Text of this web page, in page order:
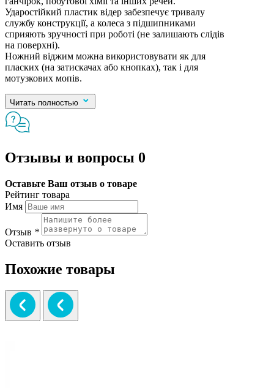
Ударостійкий пластик відер забезпечує тривалу
службу конструкції, а колеса з підшипниками
сприяють зручності при роботі (не залишають слідів
на поверхні).
Ножний віджим можна використовувати як для
пласких (на затискачах або кнопках), так і для
мотузкових мопів.
Читать полностью
Отзывы и вопросы 0
Оставьте Ваш отзыв о товаре
Рейтинг товара
Имя
Отзыв *
Оставить отзыв
Похожие товары